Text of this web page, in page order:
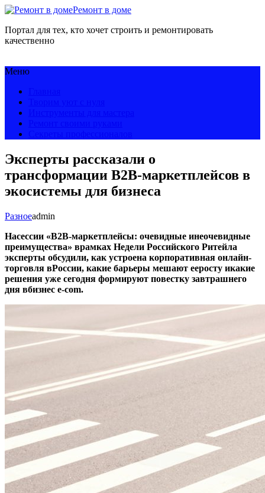
Ремонт в доме
Портал для тех, кто хочет строить и ремонтировать
качественно
Меню
Эксперты рассказали о
трансформации B2B-маркетплейсов в
экосистемы для бизнеса
Разноеadmin
Насессии «B2B-маркетплейсы: очевидные инеочевидные
преимущества» врамках Недели Российского Ритейла
эксперты обсудили, как устроена корпоративная онлайн-
торговля вРоссии, какие барьеры мешают ееросту икакие
решения уже сегодня формируют повестку завтрашнего
дня вбизнес e-com.